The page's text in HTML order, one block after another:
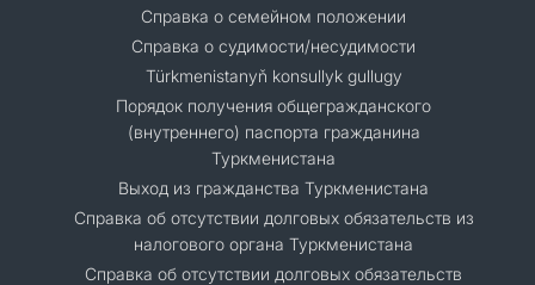
Справка о семейном положении
Справка о судимости/несудимости
Türkmenistanyň konsullyk gullugy
Порядок получения общегражданского
(внутреннего) паспорта гражданина
Туркменистана
Выход из гражданства Туркменистана
Справка об отсутствии долговых обязательств из
налогового органа Туркменистана
Справка об отсутствии долговых обязательств